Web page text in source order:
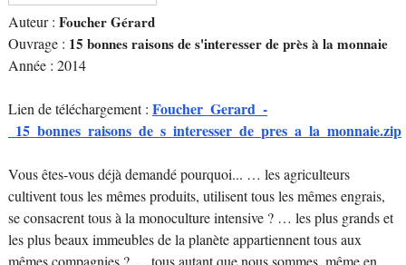
Auteur : Foucher Gérard
Ouvrage : 15 bonnes raisons de s'interesser de près à la monnaie
Année : 2014
Lien de téléchargement : Foucher_Gerard_-
_15_bonnes_raisons_de_s_interesser_de_pres_a_la_monnaie.zip
Vous êtes-vous déjà demandé pourquoi... … les agriculteurs
cultivent tous les mêmes produits, utilisent tous les mêmes engrais,
se consacrent tous à la monoculture intensive ? … les plus grands et
les plus beaux immeubles de la planète appartiennent tous aux